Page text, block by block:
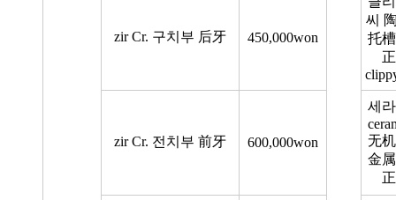
zir Cr. 구치부 后牙 450,000won
씨
托
正
zir Cr. 전치부 前牙 600,000won
세
无
金
正